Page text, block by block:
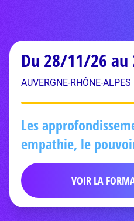
Du 28/11/26
AUVERGNE-RHÔNE-
Les
empathie, le
VOIR LA